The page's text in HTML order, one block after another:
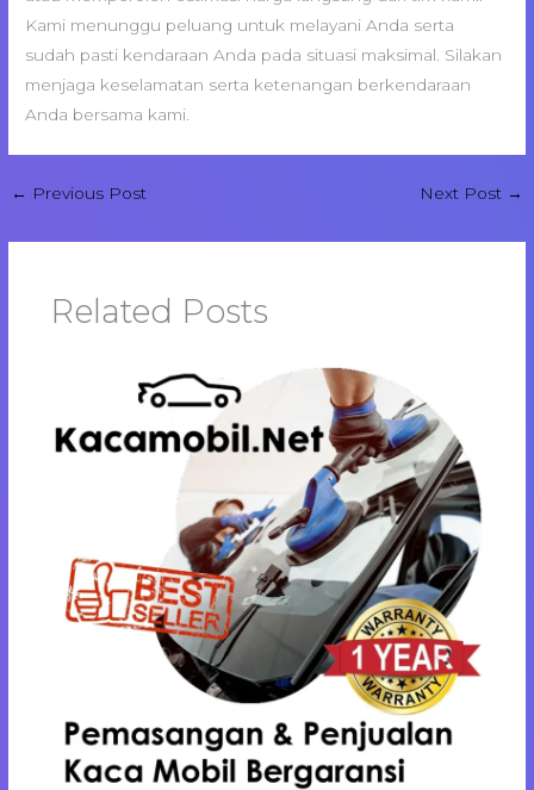
Kami menunggu peluang untuk melayani Anda serta
sudah pasti kendaraan Anda pada situasi maksimal. Silakan
menjaga keselamatan serta ketenangan berkendaraan
Anda bersama kami.
← Previous Post Next Post →
Related Posts